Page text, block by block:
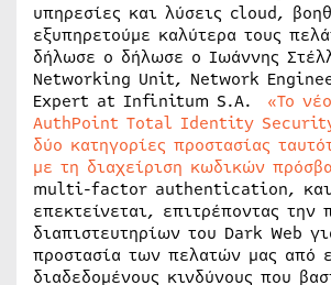
υπηρεσίες και λύσεις cloud,
εξυπηρετούμε καλύτερα τους
δήλωσε ο δήλωσε o Ιωάννης
Networking Unit, Network
Expert at Infinitum S.A. «Το
AuthPoint Total Identity Security
δύο κατηγορίες προστασίας
με τη διαχείριση κωδικών
multi-factor authentication, και
επεκτείνεται, επιτρέποντας την
διαπιστευτηρίων του Dark Web
προστασία των πελατών μας από
διαδεδομένους κινδύνους που